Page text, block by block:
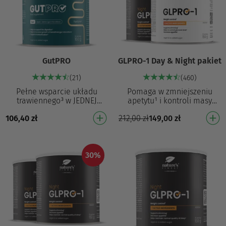
GutPRO
(21)
Pełne wsparcie układu
trawiennego³ w JEDNEJ
NOWOŚĆ: synergiczna
formuła 3 w 1: trawienie⁷ +
106,40zł
GLPRO-1 Day & Night pakiet
(460)
Pomaga w zmniejszeniu
apetytu¹ i kontroli masy
ciała¹ Formuła 8-w-1, która
pomaga zmniejszyć apetyt¹ i
212,00zł149,00zł
30%